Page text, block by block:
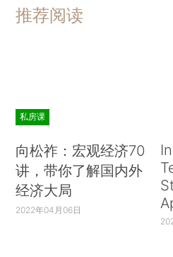
推荐阅读
私房课
向松祚：宏观经济70
讲，带你了解国内外
经济大局
2022年04月06日